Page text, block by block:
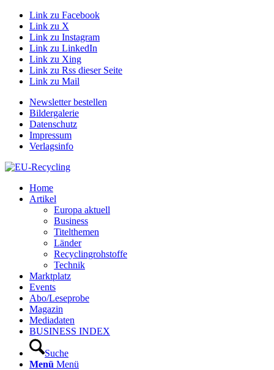
Link zu Facebook
Link zu X
Link zu Instagram
Link zu LinkedIn
Link zu Xing
Link zu Rss dieser Seite
Link zu Mail
Newsletter bestellen
Bildergalerie
Datenschutz
Impressum
Verlagsinfo
Home
Artikel
Europa aktuell
Business
Titelthemen
Länder
Recyclingrohstoffe
Technik
Marktplatz
Events
Abo/Leseprobe
Magazin
Mediadaten
BUSINESS INDEX
Suche
Menü Menü